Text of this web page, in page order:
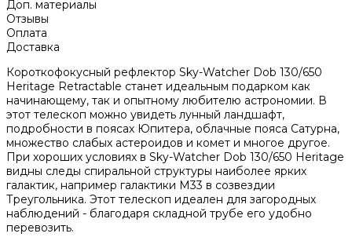
Доп. материалы
Отзывы
Оплата
Доставка
Короткофокусный рефлектор Sky-Watcher Dob 130/650
Heritage Retractable станет идеальным подарком как
начинающему, так и опытному любителю астрономии. В
этот телескоп можно увидеть лунный ландшафт,
подробности в поясах Юпитера, облачные пояса Сатурна,
множество слабых астероидов и комет и многое другое.
При хороших условиях в Sky-Watcher Dob 130/650 Heritage
видны следы спиральной структуры наиболее ярких
галактик, например галактики М33 в созвездии
Треугольника. Этот телескоп идеален для загородных
наблюдений - благодаря складной трубе его удобно
перевозить.